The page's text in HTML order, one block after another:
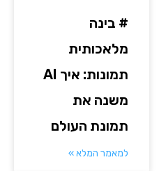
# בינה
מלאכותית
תמונות: איך AI
משנה את
תמונת העולם
למאמר המלא »